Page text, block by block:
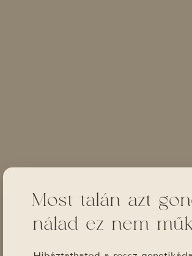
Most talán azt
nálad ez nem